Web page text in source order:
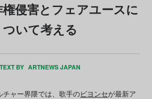
侵害とフェアユースに
ついて考える
TEXT BY ARTNEWS JAPAN
ャー界隈では、歌手のビヨンセが最新ア